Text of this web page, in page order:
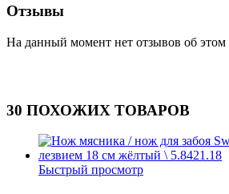
Отзывы
На данный момент нет отзывов об этом
30 ПОХОЖИХ ТОВАРОВ
Быстрый просмотр